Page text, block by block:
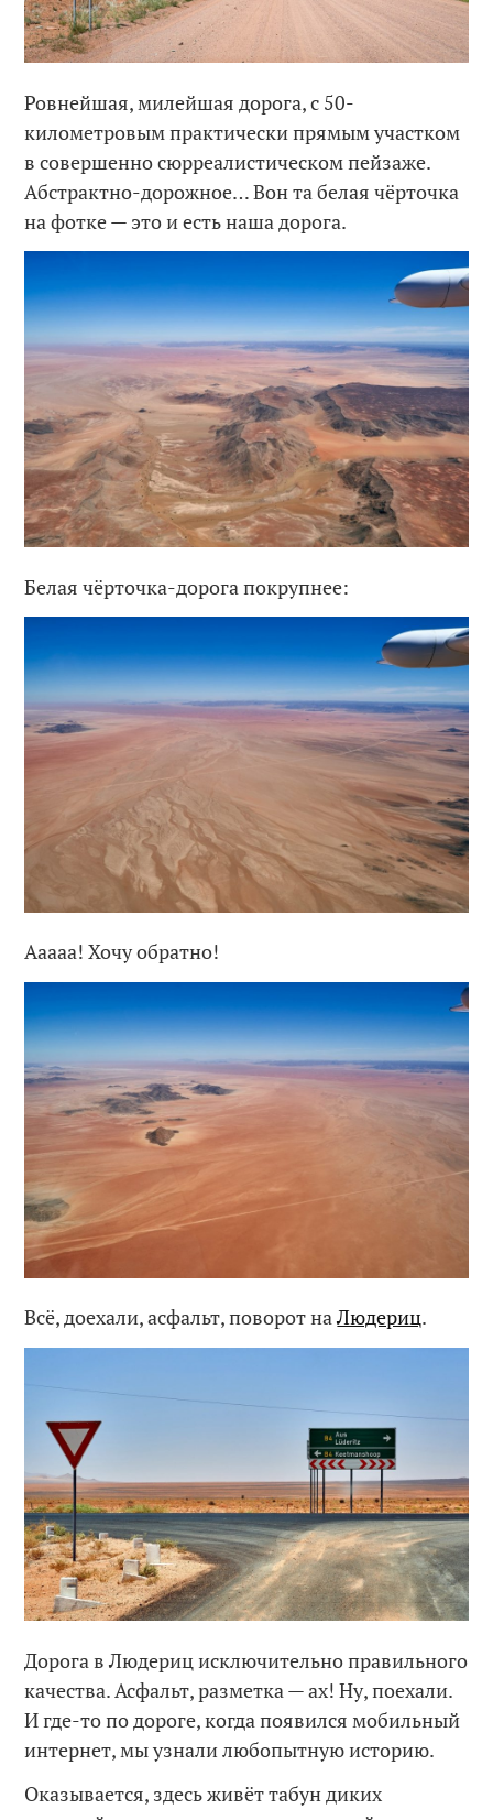
Ровнейшая, милейшая дорога, с 50-
километровым практически прямым участком
в совершенно сюрреалистическом пейзаже.
Абстрактно-дорожное… Вон та белая чёрточка
на фотке — это и есть наша дорога.
Белая чёрточка-дорога покрупнее:
Ааааа! Хочу обратно!
Всё, доехали, асфальт, поворот наЛюдериц.
Дорога в Людериц исключительно правильного
качества. Асфальт, разметка — ах! Ну, поехали.
И где-то по дороге, когда появился мобильный
интернет, мы узнали любопытную историю.
Оказывается, здесь живёт табун диких